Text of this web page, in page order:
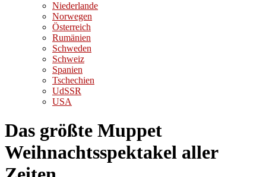
Niederlande
Norwegen
Österreich
Rumänien
Schweden
Schweiz
Spanien
Tschechien
UdSSR
USA
Das größte Muppet
Weihnachtsspektakel aller